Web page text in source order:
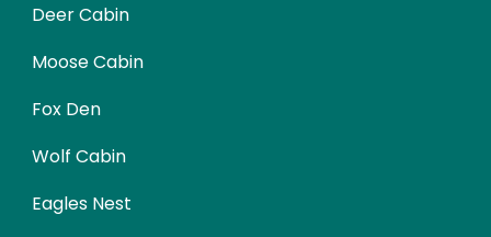
Deer Cabin
Moose Cabin
Fox Den
Wolf Cabin
Eagles Nest